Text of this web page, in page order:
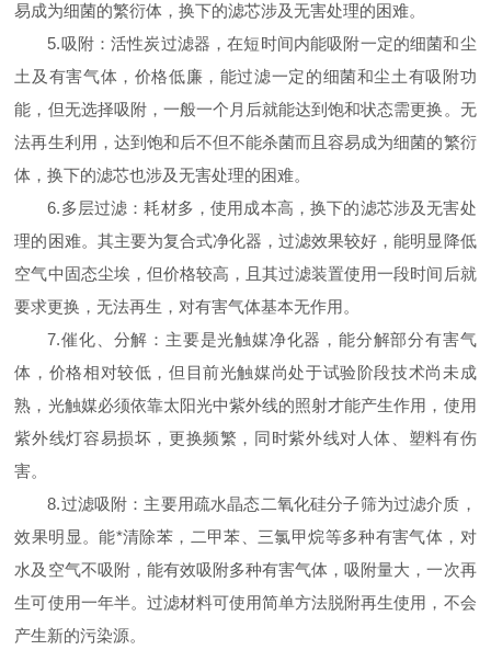
易成为细菌的繁衍体，换下的滤芯涉及无害处理的困难。
5.吸附：活性炭过滤器，在短时间内能吸附一定的细菌和尘
土及有害气体，价格低廉，能过滤一定的细菌和尘土有吸附功
能，但无选择吸附，一般一个月后就能达到饱和状态需更换。无
法再生利用，达到饱和后不但不能杀菌而且容易成为细菌的繁衍
体，换下的滤芯也涉及无害处理的困难。
6.多层过滤：耗材多，使用成本高，换下的滤芯涉及无害处
理的困难。其主要为复合式净化器，过滤效果较好，能明显降低
空气中固态尘埃，但价格较高，且其过滤装置使用一段时间后就
要求更换，无法再生，对有害气体基本无作用。
7.催化、分解：主要是光触媒净化器，能分解部分有害气
体，价格相对较低，但目前光触媒尚处于试验阶段技术尚未成
熟，光触媒必须依靠太阳光中紫外线的照射才能产生作用，使用
紫外线灯容易损坏，更换频繁，同时紫外线对人体、塑料有伤
害。
8.过滤吸附：主要用疏水晶态二氧化硅分子筛为过滤介质，
效果明显。能*清除苯，二甲苯、三氯甲烷等多种有害气体，对
水及空气不吸附，能有效吸附多种有害气体，吸附量大，一次再
生可使用一年半。过滤材料可使用简单方法脱附再生使用，不会
产生新的污染源。